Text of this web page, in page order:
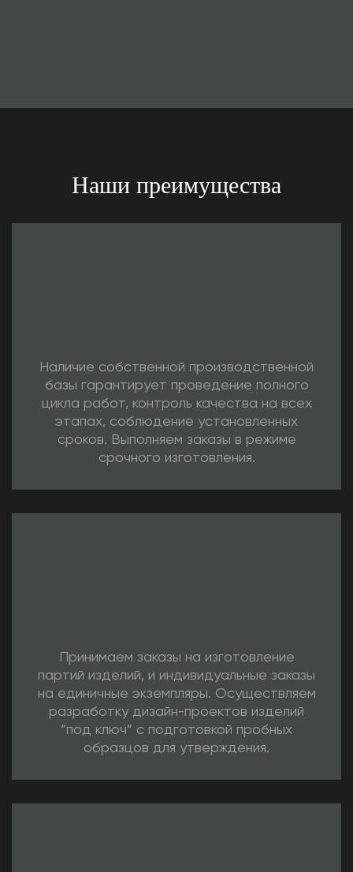
Наши преимущества
Наличие собственной производственной
базы гарантирует проведение полного
цикла работ, контроль качества на всех
этапах, соблюдение установленных
сроков. Выполняем заказы в режиме
срочного изготовления.
Принимаем заказы на изготовление
партий изделий, и индивидуальные заказы
на единичные экземпляры. Осуществляем
разработку дизайн-проектов изделий
“под ключ” с подготовкой пробных
образцов для утверждения.